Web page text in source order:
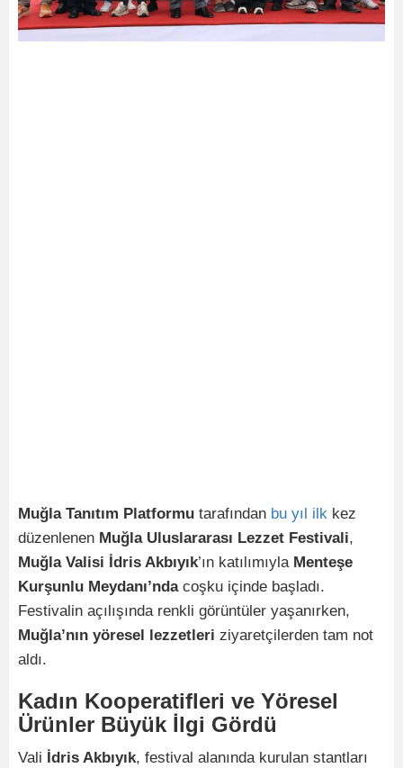
Muğla Tanıtım Platformu tarafından bu yıl ilk kez
düzenlenen Muğla Uluslararası Lezzet Festivali,
Muğla Valisi İdris Akbıyık’ın katılımıyla Menteşe
Kurşunlu Meydanı’ndacoşku içinde başladı.
Festivalin açılışında renkli görüntüler yaşanırken,
Muğla’nın yöresel lezzetleri ziyaretçilerden tam not
aldı.
Kadın Kooperatifleri ve Yöresel
Ürünler Büyük İlgi Gördü
Vali İdris Akbıyık, festival alanında kurulan stantları